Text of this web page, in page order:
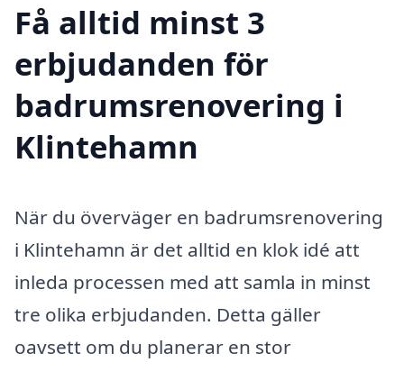
Få alltid minst 3
erbjudanden för
badrumsrenovering i
Klintehamn
När du överväger en badrumsrenovering
i Klintehamn är det alltid en klok idé att
inleda processen med att samla in minst
tre olika erbjudanden. Detta gäller
oavsett om du planerar en stor